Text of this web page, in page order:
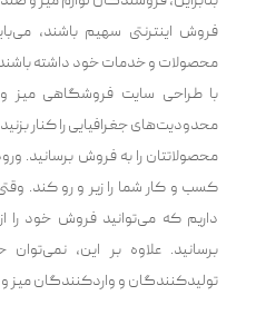
فروش اینترنتی سهیم باشند،
محصولات و خدمات خود داشته
با طراحی سایت فروشگاهی میز و
محدودیت‌های جغرافیایی را کنار
محصولاتتان را به فروش برسانید‌.
کسب و کار شما را زیر و رو کند.
داریم که می‌توانید فروش خود
برسانید. علاوه بر این،
تولیدکنندگان و واردکنندگان میز